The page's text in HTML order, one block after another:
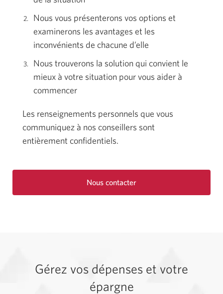
Nous vous présenterons vos options et
examinerons les avantages et les
inconvénients de chacune d’elle
Nous trouverons la solution qui convient le
mieux à votre situation pour vous aider à
commencer
Les renseignements personnels que vous
communiquez à nos conseillers sont
entièrement confidentiels.
Nous contacter
Gérez vos dépenses et votre
épargne